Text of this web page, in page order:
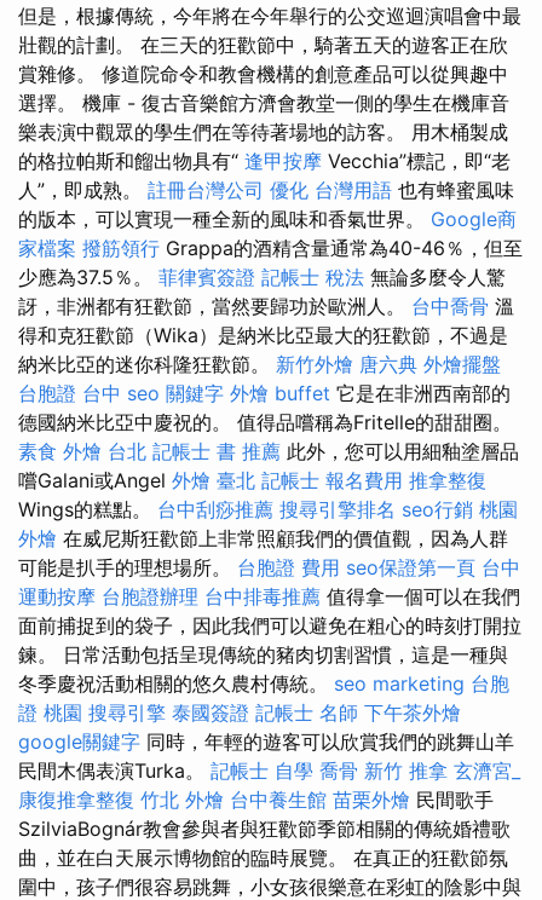
但是，根據傳統，今年將在今年舉行的公交巡迴演唱會中最
壯觀的計劃。 在三天的狂歡節中，騎著五天的遊客正在欣
賞雜修。 修道院命令和教會機構的創意產品可以從興趣中
選擇。 機庫 - 復古音樂館方濟會教堂一側的學生在機庫音
樂表演中觀眾的學生們在等待著場地的訪客。 用木桶製成
的格拉帕斯和餾出物具有“ 逢甲按摩 Vecchia”標記，即“老
人”，即成熟。 註冊台灣公司 優化 台灣用語 也有蜂蜜風味
的版本，可以實現一種全新的風味和香氣世界。 Google商
家檔案 撥筋領行 Grappa的酒精含量通常為40-46％，但至
少應為37.5％。 菲律賓簽證 記帳士 稅法 無論多麼令人驚
訝，非洲都有狂歡節，當然要歸功於歐洲人。 台中喬骨 溫
得和克狂歡節（Wika）是納米比亞最大的狂歡節，不過是
納米比亞的迷你科隆狂歡節。 新竹外燴 唐六典 外燴擺盤
台胞證 台中 seo 關鍵字 外燴 buffet 它是在非洲西南部的
德國納米比亞中慶祝的。 值得品嚐稱為Fritelle的甜甜圈。
素食 外燴 台北 記帳士 書 推薦 此外，您可以用細釉塗層品
嚐Galani或Angel 外燴 臺北 記帳士 報名費用 推拿整復
Wings的糕點。 台中刮痧推薦 搜尋引擎排名 seo行銷 桃園
外燴 在威尼斯狂歡節上非常照顧我們的價值觀，因為人群
可能是扒手的理想場所。 台胞證 費用 seo保證第一頁 台中
運動按摩 台胞證辦理 台中排毒推薦 值得拿一個可以在我們
面前捕捉到的袋子，因此我們可以避免在粗心的時刻打開拉
鍊。 日常活動包括呈現傳統的豬肉切割習慣，這是一種與
冬季慶祝活動相關的悠久農村傳統。 seo marketing 台胞
證 桃園 搜尋引擎 泰國簽證 記帳士 名師 下午茶外燴
google關鍵字 同時，年輕的遊客可以欣賞我們的跳舞山羊
民間木偶表演Turka。 記帳士 自學 喬骨 新竹 推拿 玄濟宮_
康復推拿整復 竹北 外燴 台中養生館 苗栗外燴 民間歌手
SzilviaBognár教會參與者與狂歡節季節相關的傳統婚禮歌
曲，並在白天展示博物館的臨時展覽。 在真正的狂歡節氛
圍中，孩子們很容易跳舞，小女孩很樂意在彩虹的陰影中與